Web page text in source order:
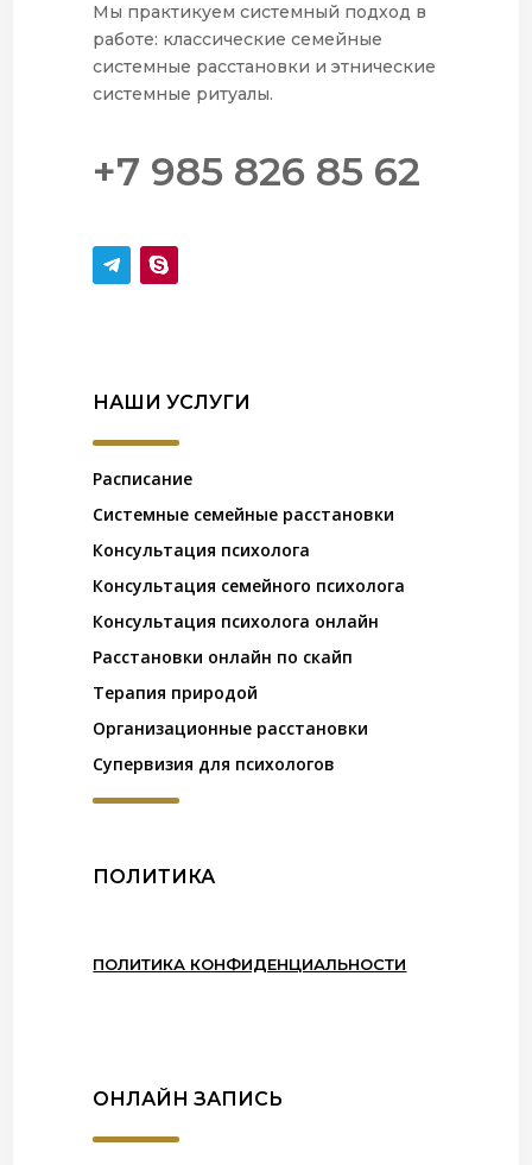
Мы практикуем системный подход в
работе: классические семейные
системные расстановки и этнические
системные ритуалы.
+7 985 826 85 62
НАШИ УСЛУГИ
Расписание
Системные семейные расстановки
Консультация психолога
Консультация семейного психолога
Консультация психолога онлайн
Расстановки онлайн по скайп
Терапия природой
Организационные расстановки
Супервизия для психологов
ПОЛИТИКА
ПОЛИТИКА КОНФИДЕНЦИАЛЬНОСТИ
ОНЛАЙН ЗАПИСЬ